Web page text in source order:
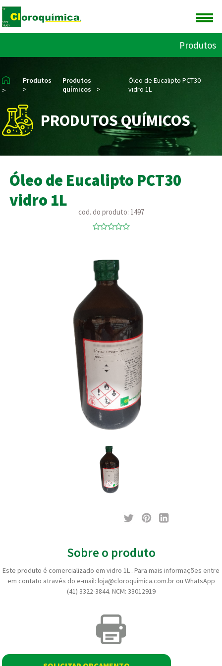
Produtos
>
Produtos
>
Produtos
químicos
>
Óleo de Eucalipto PCT30
vidro 1L
PRODUTOS QUÍMICOS
Óleo de Eucalipto PCT30
vidro 1L
cod. do produto: 1497
Sobre o produto
Este produto é comercializado em vidro 1L . Para mais informações entre
em contato através do e-mail: loja@cloroquimica.com.br ou WhatsApp
(41) 3322-3844. NCM: 33012919